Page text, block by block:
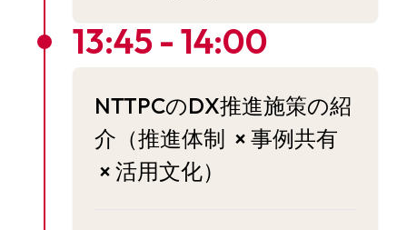
13:45 - 14:00
NTTPCのDX推進施策の紹
介（推進体制 × 事例共有
× 活用文化）